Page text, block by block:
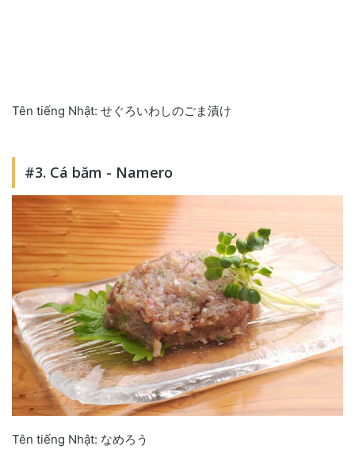
Tên tiếng Nhật: せぐろいわしのごま漬け
#3. Cá băm - Namero
Tên tiếng Nhật: なめろう